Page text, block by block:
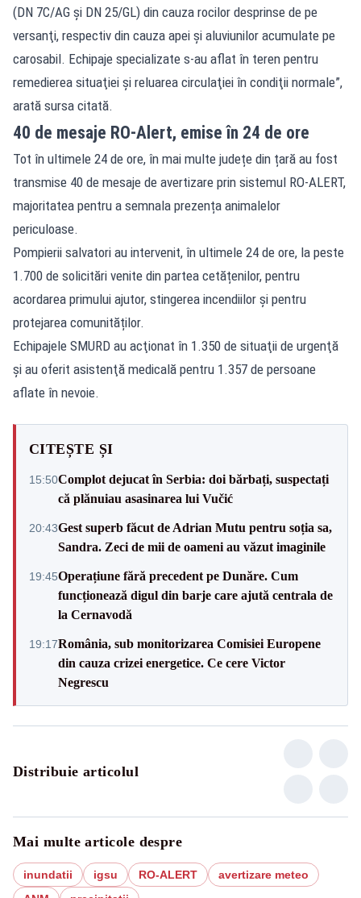
(DN 7C/AG şi DN 25/GL) din cauza rocilor desprinse de pe
versanţi, respectiv din cauza apei şi aluviunilor acumulate pe
carosabil. Echipaje specializate s-au aflat în teren pentru
remedierea situaţiei şi reluarea circulaţiei în condiţii normale”,
arată sursa citată.
40 de mesaje RO-Alert, emise în 24 de ore
Tot în ultimele 24 de ore, în mai multe județe din țară au fost
transmise 40 de mesaje de avertizare prin sistemul RO-ALERT,
majoritatea pentru a semnala prezența animalelor
periculoase.
Pompierii salvatori au intervenit, în ultimele 24 de ore, la peste
1.700 de solicitări venite din partea cetățenilor, pentru
acordarea primului ajutor, stingerea incendiilor și pentru
protejarea comunităților.
Echipajele SMURD au acţionat în 1.350 de situaţii de urgenţă
şi au oferit asistenţă medicală pentru 1.357 de persoane
aflate în nevoie.
CITEȘTE ȘI
15:50Complot dejucat în Serbia: doi bărbați, suspectați
că plănuiau asasinarea lui Vučić
20:43Gest superb făcut de Adrian Mutu pentru soția sa,
Sandra. Zeci de mii de oameni au văzut imaginile
19:45Operațiune fără precedent pe Dunăre. Cum
funcționează digul din barje care ajută centrala de
la Cernavodă
19:17România, sub monitorizarea Comisiei Europene
din cauza crizei energetice. Ce cere Victor
Negrescu
Distribuie articolul
Mai multe articole despre
inundatii igsu RO-ALERT
avertizare meteo